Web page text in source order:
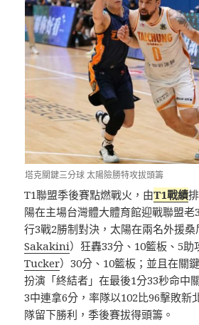
塔克關鍵三分球 太陽險勝特攻拔頭籌
T1聯盟季後賽點燃戰火，由T1戰績
陽在主場台灣體大體育館迎戰聯盟
行3戰2勝制對決，太陽在兩名外援桑
Sakakini）狂轟33分、10籃板、5助
Tucker）30分、10籃板；並且在關
扮演「終結者」在最後1分33秒命中
3中連拿6分，率隊以102比96擊敗新
隊留下勝利，季後賽拔得頭籌。